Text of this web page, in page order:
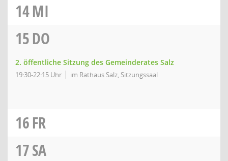
14MI
15DO
2. öffentliche Sitzung des Gemeinderates Salz
19:30-22:15 Uhr im Rathaus Salz, Sitzungssaal
16FR
17SA